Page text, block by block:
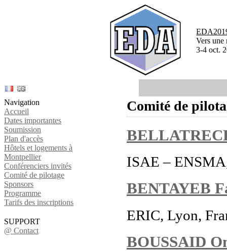
Vers une
3-4 oct.
Navigation
Accueil
Dates importantes
Soumission
Plan d'accès
Hôtels et logements à
Montpellier
Conférenciers invités
Comité de pilotage
Sponsors
Programme
Tarifs des inscriptions
SUPPORT
@ Contact
Comité de
ISAE –
BENTAYEB
ERIC, Lyon,
BOUSSAID